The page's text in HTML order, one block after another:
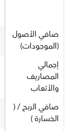
صافي الأصول
(الموجودات)
إجمالي
المصاريف
والأتعاب
صافي الربح / (
الخسارة )